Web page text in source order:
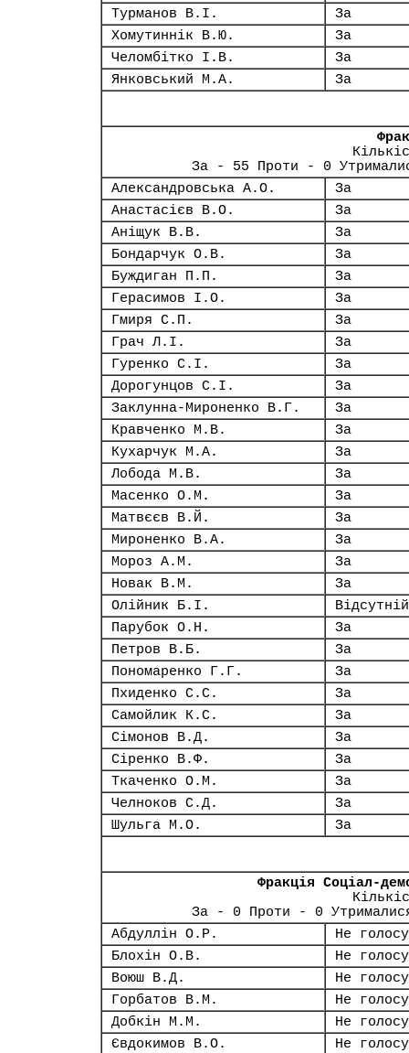
Турманов В.І.
За
Хомутиннік В.Ю.
За
Челомбітко І.В.
За
Янковський М.А.
За
За - 55 Проти - 0
Александровська А.О.
За
Анастасієв В.О.
За
Аніщук В.В.
За
Бондарчук О.В.
За
Буждиган П.П.
За
Герасимов І.О.
За
Гмиря С.П.
За
Грач Л.І.
За
Гуренко С.І.
За
Дорогунцов С.І.
За
Заклунна-Мироненко В.Г.
За
Кравченко М.В.
За
Кухарчук М.А.
За
Лобода М.В.
За
Масенко О.М.
За
Матвєєв В.Й.
За
Мироненко В.А.
За
Мороз А.М.
За
Новак В.М.
За
Олійник Б.І.
Відсутній
Парубок О.Н.
За
Петров В.Б.
За
Пономаренко Г.Г.
За
Пхиденко С.С.
За
Самойлик К.С.
За
Сімонов В.Д.
За
Сіренко В.Ф.
За
Ткаченко О.М.
За
Челноков С.Д.
За
Шульга М.О.
За
Фракція Соціал-
За - 0 Проти - 0
Абдуллін О.Р.
Не
Блохін О.В.
Не
Воюш В.Д.
Не
Горбатов В.М.
Не
Добкін М.М.
Не
Євдокимов В.О.
Не